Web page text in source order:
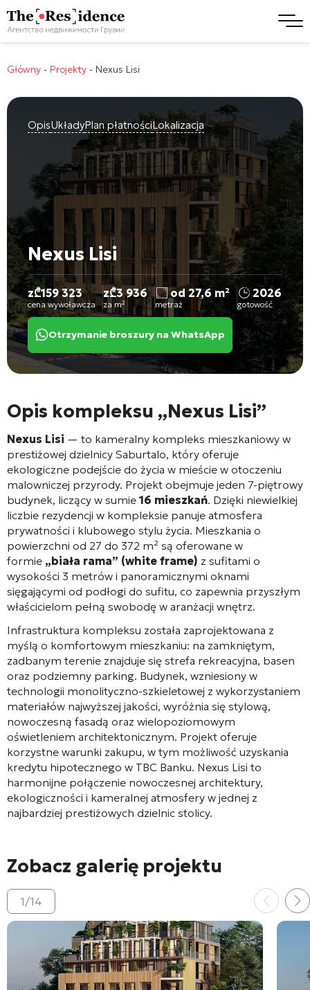
Główny - Projekty - Nexus Lisi
OpisUkładyPlan płatnościLokalizacja
Nexus Lisi
z₾159 323
cena wywoławcza
z₾3 936
za m²
od 27,6 m²
metraż
2026
gotowość
Otrzymanie broszury na WhatsApp
Opis kompleksu „Nexus Lisi”
Nexus Lisi — to kameralny kompleks mieszkaniowy w
prestiżowej dzielnicy Saburtalo, który oferuje
ekologiczne podejście do życia w mieście w otoczeniu
malowniczej przyrody. Projekt obejmuje jeden 7-piętrowy
budynek, liczący w sumie 16 mieszkań. Dzięki niewielkiej
liczbie rezydencji w kompleksie panuje atmosfera
prywatności i klubowego stylu życia. Mieszkania o
powierzchni od 27 do 372 m² są oferowane w
formie „biała rama” (white frame) z sufitami o
wysokości 3 metrów i panoramicznymi oknami
sięgającymi od podłogi do sufitu, co zapewnia przyszłym
właścicielom pełną swobodę w aranżacji wnętrz.
Infrastruktura kompleksu została zaprojektowana z
myślą o komfortowym mieszkaniu: na zamkniętym,
zadbanym terenie znajduje się strefa rekreacyjna, basen
oraz podziemny parking. Budynek, wzniesiony w
technologii monolityczno-szkieletowej z wykorzystaniem
materiałów najwyższej jakości, wyróżnia się stylową,
nowoczesną fasadą oraz wielopoziomowym
oświetleniem architektonicznym. Projekt oferuje
korzystne warunki zakupu, w tym możliwość uzyskania
kredytu hipotecznego w TBC Banku. Nexus Lisi to
harmonijne połączenie nowoczesnej architektury,
ekologiczności i kameralnej atmosfery w jednej z
najbardziej prestiżowych dzielnic stolicy.
Zobacz galerię projektu
1/14